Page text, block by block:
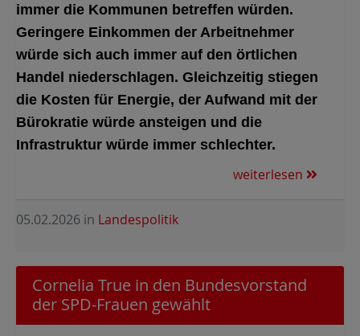
immer die Kommunen betreffen würden.
Geringere Einkommen der Arbeitnehmer
würde sich auch immer auf den örtlichen
Handel niederschlagen. Gleichzeitig stiegen
die Kosten für Energie, der Aufwand mit der
Bürokratie würde ansteigen und die
Infrastruktur würde immer schlechter.
weiterlesen
05.02.2026 in Landespolitik
Cornelia True in den Bundesvorstand
der SPD-Frauen gewählt